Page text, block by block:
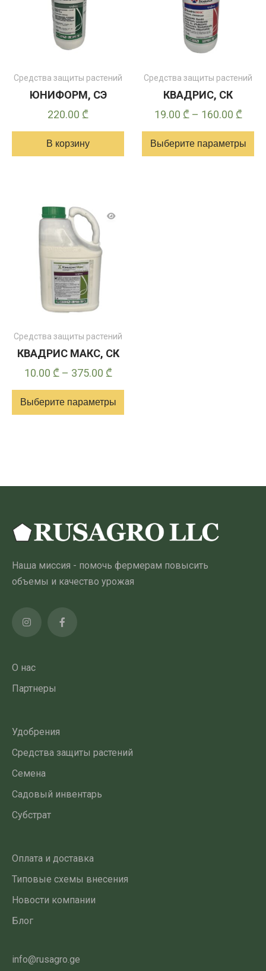
Средства защиты растений
ЮНИФОРМ, СЭ
220.00 ₾
В корзину
Средства защиты растений
КВАДРИС, СК
19.00 ₾ – 160.00 ₾
цен:
Выберите параметры
Средства защиты растений
КВАДРИС МАКС, СК
10.00 ₾ – 375.00 ₾Диапазон
цен:
10.00 ₾
Выберите параметры
можно
выбрать
странице
товара
Наша миссия - помочь фермерам повысить
объемы и качество урожая
О нас
Партнеры
Удобрения
Средства защиты растений
Семена
Садовый инвентарь
Субстрат
Оплата и доставка
Типовые схемы внесения
Новости компании
Блог
info@rusagro.ge